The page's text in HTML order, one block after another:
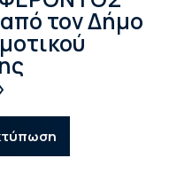
τον Δήμο